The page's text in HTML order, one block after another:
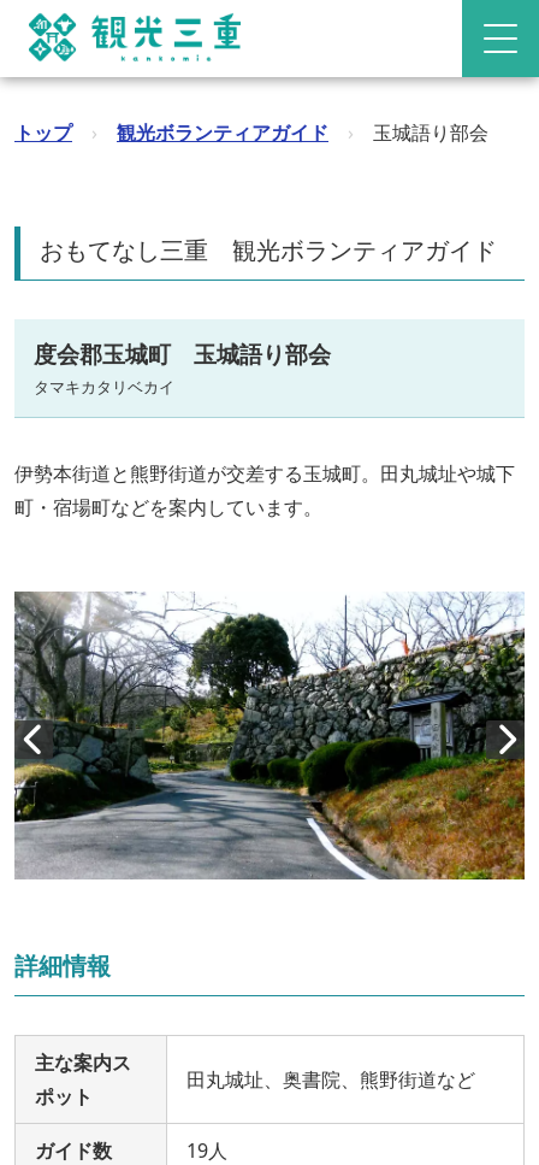
トップ › 観光ボランティアガイド › 玉城語り部会
おもてなし三重 観光ボランティアガイド
度会郡玉城町 玉城語り部会
タマキカタリベカイ
伊勢本街道と熊野街道が交差する玉城町。田丸城址や城下
町・宿場町などを案内しています。
詳細情報
主な案内ス
ポット
田丸城址、奥書院、熊野街道など
ガイド数 19人